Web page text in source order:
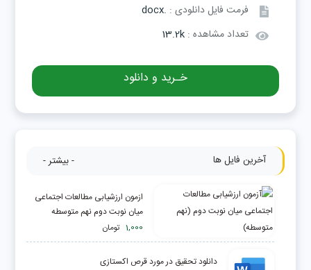
فرمت فایل دانلودی : .docx
تعداد مشاهده :13.2k
خـرید و دانلود
آخرین فایل ها - بیشتر -
ازمون ارزشیابی مطالعات اجتماعی
میان نوبت دوم نهم متوسطه
1,000 تومان
دانلود تحقیق در مورد قرص اکستازی